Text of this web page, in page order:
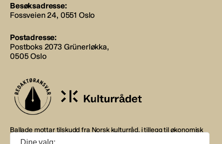
Besøksadresse:
Fossveien 24, 0551 Oslo
Postadresse:
Postboks 2073 Grünerløkka,
0505 Oslo
Ballade mottar tilskudd fra Norsk kulturråd, i tillegg til økonomisk
støtte fra eierne NOPA, Norsk komponistforening og
Dine valg: